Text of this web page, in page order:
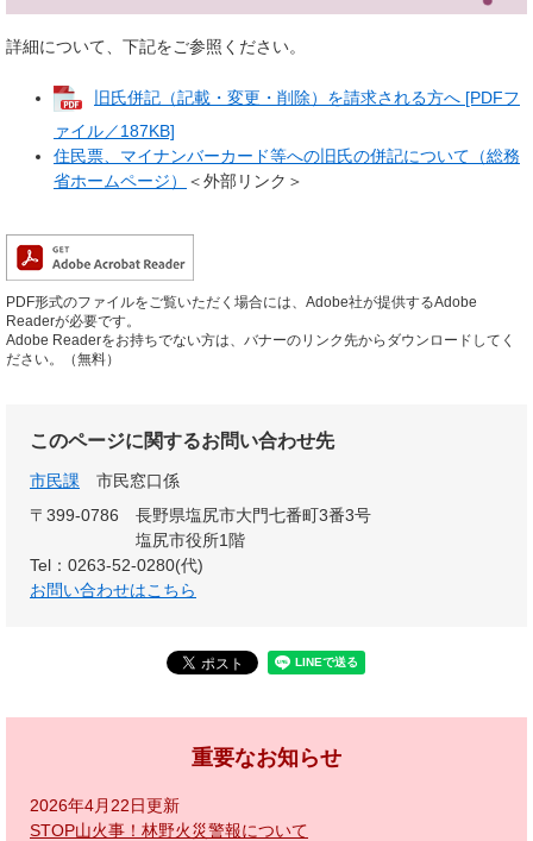
詳細について、下記をご参照ください。
旧氏併記（記載・変更・削除）を請求される方へ [PDFフ
ァイル／187KB]
住民票、マイナンバーカード等への旧氏の併記について（総務
省ホームページ）
＜外部リンク＞
PDF形式のファイルをご覧いただく場合には、Adobe社が提供するAdobe
Readerが必要です。
Adobe Readerをお持ちでない方は、バナーのリンク先からダウンロードしてく
ださい。（無料）
このページに関するお問い合わせ先
市民課
市民窓口係
〒399-0786
長野県塩尻市大門七番町3番3号
塩尻市役所1階
Tel：0263-52-0280(代)
お問い合わせはこちら
重要なお知らせ
2026年4月22日更新
STOP山火事！林野火災警報について